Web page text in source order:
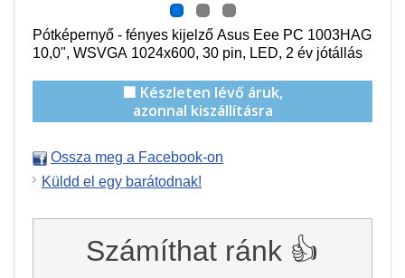
Pótképernyő - fényes kijelző Asus Eee PC 1003HAG
10,0", WSVGA 1024x600, 30 pin, LED, 2 év jótállás
🟩 Készleten lévő áruk,
azonnal kiszállításra
Ossza meg a Facebook-on
Küldd el egy barátodnak!
Számíthat ránk 👍